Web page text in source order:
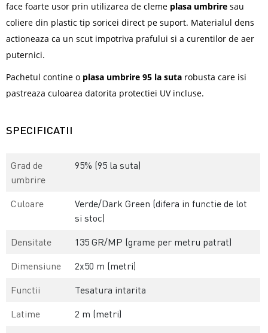
face foarte usor prin utilizarea de cleme plasa umbrire sau
coliere din plastic tip soricei direct pe suport. Materialul dens
actioneaza ca un scut impotriva prafului si a curentilor de aer
puternici.
Pachetul contine o plasa umbrire 95 la suta robusta care isi
pastreaza culoarea datorita protectiei UV incluse.
SPECIFICATII
Grad de
umbrire
95% (95 la suta)
Culoare
Verde/Dark Green (difera in functie de lot
si stoc)
Densitate
135 GR/MP (grame per metru patrat)
Dimensiune
2x50 m (metri)
Functii
Tesatura intarita
Latime
2 m (metri)